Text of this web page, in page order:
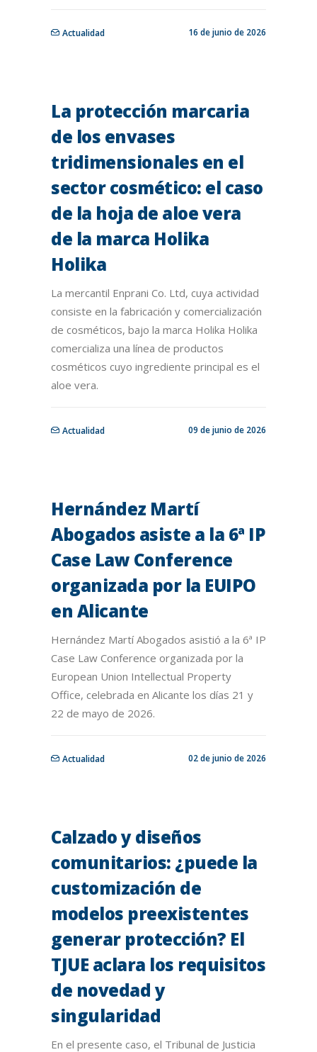
Actualidad 16 de junio de 2026
La protección marcaria
de los envases
tridimensionales en el
sector cosmético: el caso
de la hoja de aloe vera
de la marca Holika
Holika
La mercantil Enprani Co. Ltd, cuya actividad
consiste en la fabricación y comercialización
de cosméticos, bajo la marca Holika Holika
comercializa una línea de productos
cosméticos cuyo ingrediente principal es el
aloe vera.
Actualidad 09 de junio de 2026
Hernández Martí
Abogados asiste a la 6ª IP
Case Law Conference
organizada por la EUIPO
en Alicante
Hernández Martí Abogados asistió a la 6ª IP
Case Law Conference organizada por la
European Union Intellectual Property
Office, celebrada en Alicante los días 21 y
22 de mayo de 2026.
Actualidad 02 de junio de 2026
Calzado y diseños
comunitarios: ¿puede la
customización de
modelos preexistentes
generar protección? El
TJUE aclara los requisitos
de novedad y
singularidad
En el presente caso, el Tribunal de Justicia